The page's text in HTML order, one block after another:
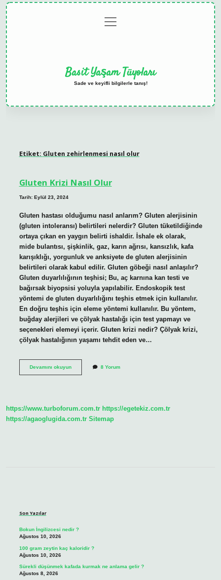
menüyü
aç
Basit Yaşam Tüyoları
Sade ve keyifli bilgilerle tanış!
Etiket: Gluten zehirlenmesi nasıl olur
Gluten Krizi Nasıl Olur
Tarih: Eylül 23, 2024
Gluten hastası olduğumu nasıl anlarım? Gluten alerjisinin
(gluten intoleransı) belirtileri nelerdir? Gluten tüketildiğinde
ortaya çıkan en yaygın belirti ishaldir. İshale ek olarak,
mide bulantısı, şişkinlik, gaz, karın ağrısı, kansızlık, kafa
karışıklığı, yorgunluk ve anksiyete de gluten alerjisinin
belirtileri olarak kabul edilir. Gluten göbeği nasıl anlaşılır?
Gluten duyarlılığının teşhisi; Bu, aç karnına kan testi ve
bağırsak biyopsisi yoluyla yapılabilir. Endoskopik test
yöntemi de gluten duyarlılığını teşhis etmek için kullanılır.
En doğru teşhis için eleme yöntemi kullanılır. Bu yöntem,
buğday alerjileri ve çölyak hastalığı için test yapmayı ve
seçenekleri elemeyi içerir. Gluten krizi nedir? Çölyak krizi,
çölyak hastalığının yaşamı tehdit eden ve…
Devamını okuyunGluten
8 Yorum
https://www.turboforum.com.tr https://egetekiz.com.tr
https://agaoglugida.com.tr Sitemap
Son Yazılar
Bokun İngilizcesi nedir ?
Ağustos 10, 2026
100 gram zeytin kaç kaloridir ?
Ağustos 10, 2026
Sürekli düşünmek kafada kurmak ne anlama gelir ?
Ağustos 8, 2026